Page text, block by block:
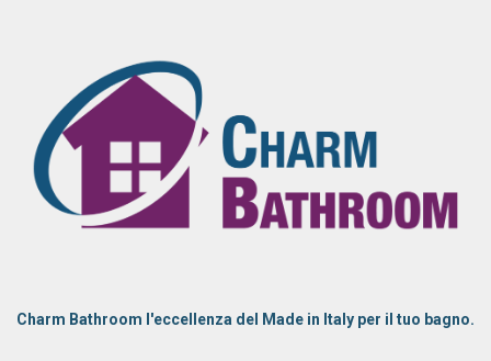
Charm Bathroom l'eccellenza del Made in Italy per il tuo bagno.